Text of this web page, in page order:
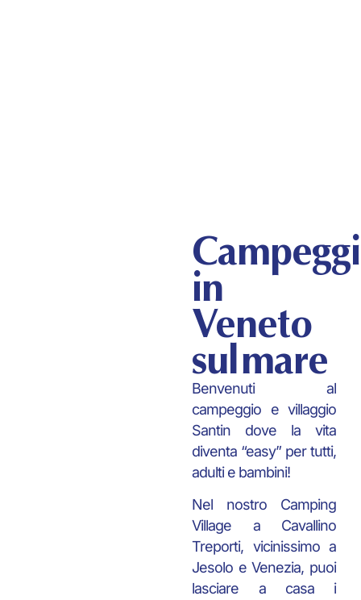
in
Veneto
sul mare
Benvenuti al
campeggio e villaggio
Santin dove la vita
diventa “easy” per tutti,
adulti e bambini!
Nel nostro Camping
Village a Cavallino
Treporti, vicinissimo a
Jesolo e Venezia, puoi
lasciare a casa i